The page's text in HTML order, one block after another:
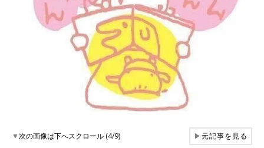
▼次の画像は下へスクロール (4/9) ▶元記事を見る